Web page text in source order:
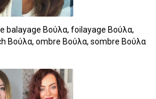
balayage Βούλα, foilayage Βούλα,
Βούλα, ombre Βούλα, sombre Βούλα